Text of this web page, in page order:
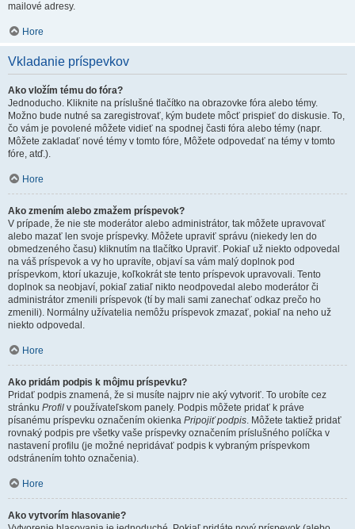
mailové adresy.
Hore
Vkladanie príspevkov
Ako vložím tému do fóra?
Jednoducho. Kliknite na príslušné tlačítko na obrazovke fóra alebo témy.
Možno bude nutné sa zaregistrovať, kým budete môcť prispieť do diskusie. To,
čo vám je povolené môžete vidieť na spodnej časti fóra alebo témy (napr.
Môžete zakladať nové témy v tomto fóre, Môžete odpovedať na témy v tomto
fóre, atď.).
Hore
Ako zmením alebo zmažem príspevok?
V prípade, že nie ste moderátor alebo administrátor, tak môžete upravovať
alebo mazať len svoje príspevky. Môžete upraviť správu (niekedy len do
obmedzeného času) kliknutím na tlačítko Upraviť. Pokiaľ už niekto odpovedal
na váš príspevok a vy ho upravíte, objaví sa vám malý doplnok pod
príspevkom, ktorí ukazuje, koľkokrát ste tento príspevok upravovali. Tento
doplnok sa neobjaví, pokiaľ zatiaľ nikto neodpovedal alebo moderátor či
administrátor zmenili príspevok (tí by mali sami zanechať odkaz prečo ho
zmenili). Normálny užívatelia nemôžu príspevok zmazať, pokiaľ na neho už
niekto odpovedal.
Hore
Ako pridám podpis k môjmu príspevku?
Pridať podpis znamená, že si musíte najprv nie aký vytvoriť. To urobíte cez
stránku Profil v používateľskom panely. Podpis môžete pridať k práve
písanému príspevku označením okienka Pripojiť podpis. Môžete taktiež pridať
rovnaký podpis pre všetky vaše príspevky označením príslušného políčka v
nastavení profilu (je možné nepridávať podpis k vybraným príspevkom
odstránením tohto označenia).
Hore
Ako vytvorím hlasovanie?